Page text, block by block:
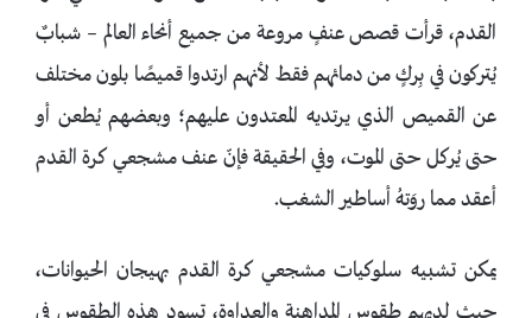
القدم، قرأت قصص عنفٍ مروعة من جميع أنحاء العالم – شبابٌ
يُتركون في بِركٍ من دمائهم فقط لأنهم ارتدوا قميصًا بلون مختلف
عن القميص الذي يرتديه المعتدون عليهم؛ وبعضهم يُطعن أو
حتى يُركل حتى الموت، وفي الحقيقة فإنّ عنف مشجعي كرة القدم
أعقد مما روَتهُ أساطير الشغب.
يمكن تشبيه سلوكيات مشجعي كرة القدم بهيجان الحيوانات،